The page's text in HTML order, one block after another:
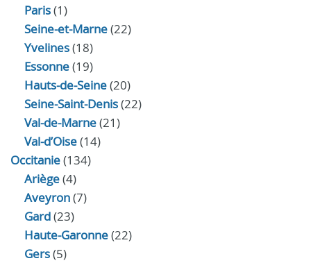
Paris(1)
Seine-et-Marne(22)
Yvelines(18)
Essonne(19)
Hauts-de-Seine(20)
Seine-Saint-Denis(22)
Val-de-Marne(21)
Val-d’Oise(14)
Occitanie(134)
Ariège(4)
Aveyron(7)
Gard(23)
Haute-Garonne(22)
Gers(5)